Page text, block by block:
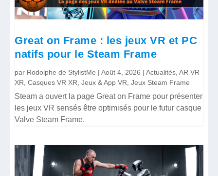
Great on Frame : les jeux VR et PC
natifs pour le Steam Frame
par Rodolphe de StylistMe |Août 4, 2026 |Actualités ,AR VR
XR ,Casques VR XR ,Jeux & App VR ,Jeux Steam Frame
Steam a ouvert la page Great on Frame pour présenter
les jeux VR sensés être optimisés pour le futur casque
Valve Steam Frame.